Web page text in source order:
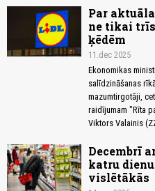
Par
ne tikai
ķēdēm
11.dec 2025
Ekonomikas
salīdzināšanas
mazumtirgotāji,
raidījumam "Rīta
Viktors Valainis
Decembrī
katru
vislētākās